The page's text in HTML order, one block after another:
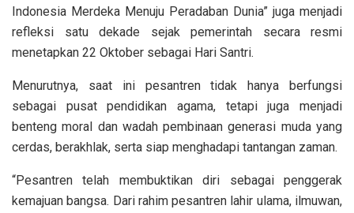
Indonesia Merdeka Menuju Peradaban Dunia” juga menjadi
refleksi satu dekade sejak pemerintah secara resmi
menetapkan 22 Oktober sebagai Hari Santri.
Menurutnya, saat ini pesantren tidak hanya berfungsi
sebagai pusat pendidikan agama, tetapi juga menjadi
benteng moral dan wadah pembinaan generasi muda yang
cerdas, berakhlak, serta siap menghadapi tantangan zaman.
“Pesantren telah membuktikan diri sebagai penggerak
kemajuan bangsa. Dari rahim pesantren lahir ulama, ilmuwan,